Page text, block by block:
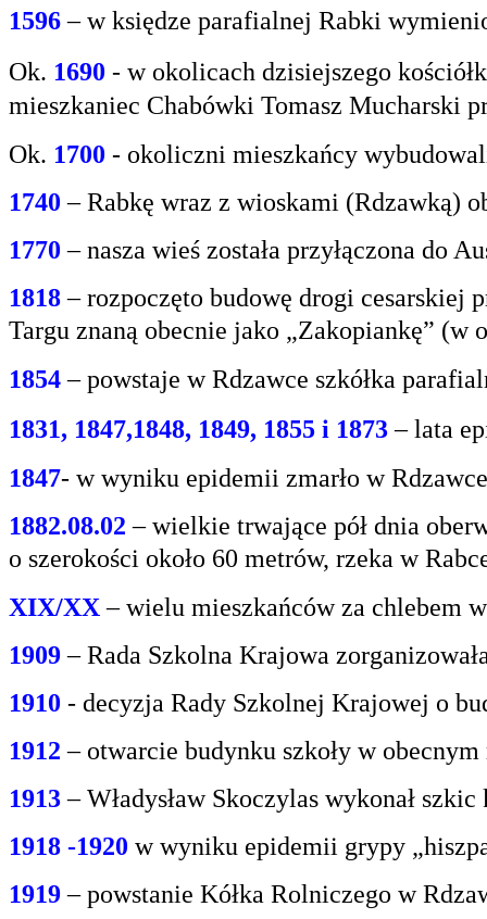
1596– w księdze parafialnej Rabki
Ok. 1690 - w okolicach dzisiejszego
mieszkaniec Chabówki Tomasz Mucharski
Ok. 1700 - okoliczni mieszkańcy
1740 – Rabkę wraz z wioskami (Rdzawką)
1770 – nasza wieś została przyłączona do
1818– rozpoczęto budowę drogi cesarskiej
Targu znaną obecnie jako „Zakopiankę” (w
1854 – powstaje w Rdzawce szkółka
1831, 1847,1848, 1849, 1855 i 1873 – lata
1847- w wyniku epidemii zmarło w
1882.08.02 – wielkie trwające pół dnia
o szerokości około 60 metrów, rzeka w
XIX/XX– wielu mieszkańców za chlebem
1909 – Rada Szkolna Krajowa
1910 - decyzja Rady Szkolnej Krajowej o
1912 – otwarcie budynku szkoły w
1913– Władysław Skoczylas wykonał
1918 -1920 w wyniku epidemii grypy
1919– powstanie Kółka Rolniczego w